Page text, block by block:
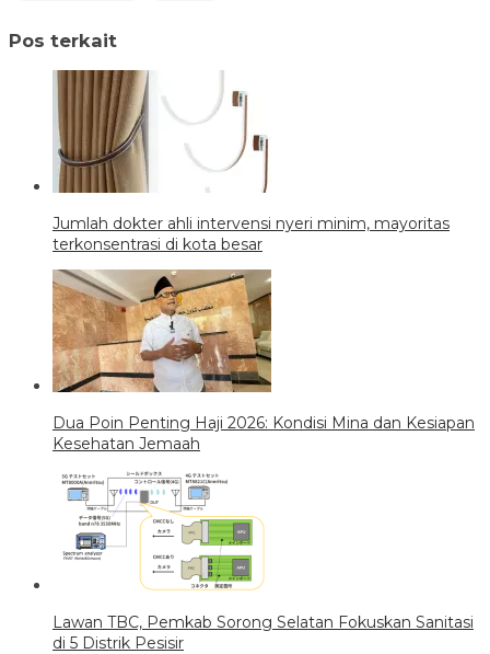
Pos terkait
Jumlah dokter ahli intervensi nyeri minim, mayoritas
terkonsentrasi di kota besar
Dua Poin Penting Haji 2026: Kondisi Mina dan Kesiapan
Kesehatan Jemaah
Lawan TBC, Pemkab Sorong Selatan Fokuskan Sanitasi
di 5 Distrik Pesisir